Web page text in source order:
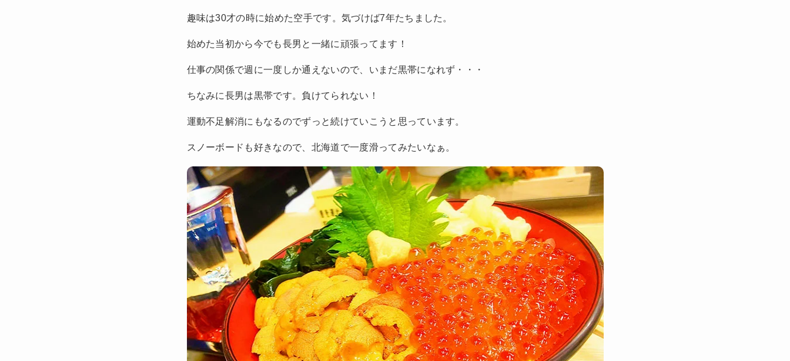
趣味は30才の時に始めた空手です。気づけば7年たちました。
始めた当初から今でも長男と一緒に頑張ってます！
仕事の関係で週に一度しか通えないので、いまだ黒帯になれず・・・
ちなみに長男は黒帯です。負けてられない！
運動不足解消にもなるのでずっと続けていこうと思っています。
スノーボードも好きなので、北海道で一度滑ってみたいなぁ。